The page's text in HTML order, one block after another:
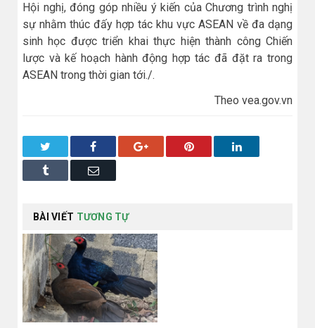
Hội nghị, đóng góp nhiều ý kiến của Chương trình nghị
sự nhằm thúc đấy hợp tác khu vực ASEAN về đa dạng
sinh học được triển khai thực hiện thành công Chiến
lược và kế hoạch hành động hợp tác đã đặt ra trong
ASEAN trong thời gian tới./.
Theo vea.gov.vn
Facebook Google+ Pinterest LinkedIn
Tumblr Email
BÀI VIẾT TƯƠNG TỰ